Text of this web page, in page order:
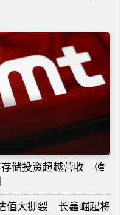
存储投资超越营收 韓
值大撕裂 长鑫崛起将